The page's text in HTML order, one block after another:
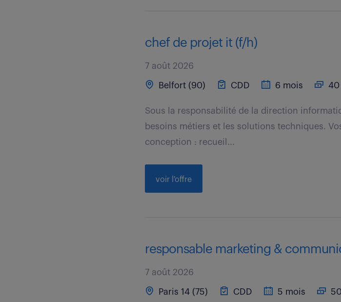
chef de projet it (f/h)
7 août 2026
Belfort (90) CDD 6 mois
Sous la responsabilité de la direction
besoins métiers et les solutions techniques.
conception : recueil...
voir l'offre
responsable marketing &
7 août 2026
Paris 14 (75) CDD 5 mois